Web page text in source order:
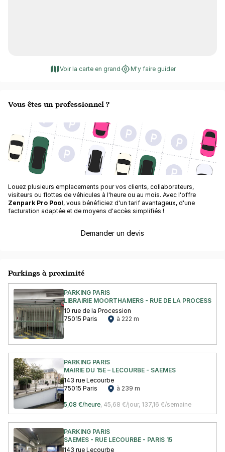
Voir la carte en grand M'y faire guider
Vous êtes un professionnel ?
Louez plusieurs emplacements pour vos clients, collaborateurs,
visiteurs ou flottes de véhicules à l'heure ou au mois. Avec l'offre
Zenpark Pro Pool, vous bénéficiez d'un tarif avantageux, d'une
facturation adaptée et de moyens d'accès simplifiés !
Demander un devis
Parkings à proximité
PARKING PARIS
LIBRAIRIE MOORTHAMERS - RUE DE LA PROCESSION
10 rue de la Procession
75015 Paris
à 222 m
PARKING PARIS
MAIRIE DU 15E – LECOURBE - SAEMES
143 rue Lecourbe
75015 Paris
à 239 m
5,08 €/heure, 45,68 €/jour, 137,16 €/semaine
PARKING PARIS
SAEMES - RUE LECOURBE - PARIS 15
143 rue Lecourbe